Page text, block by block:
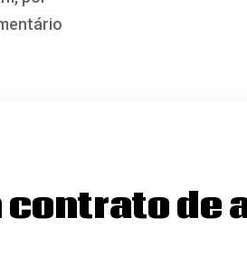
contrato de